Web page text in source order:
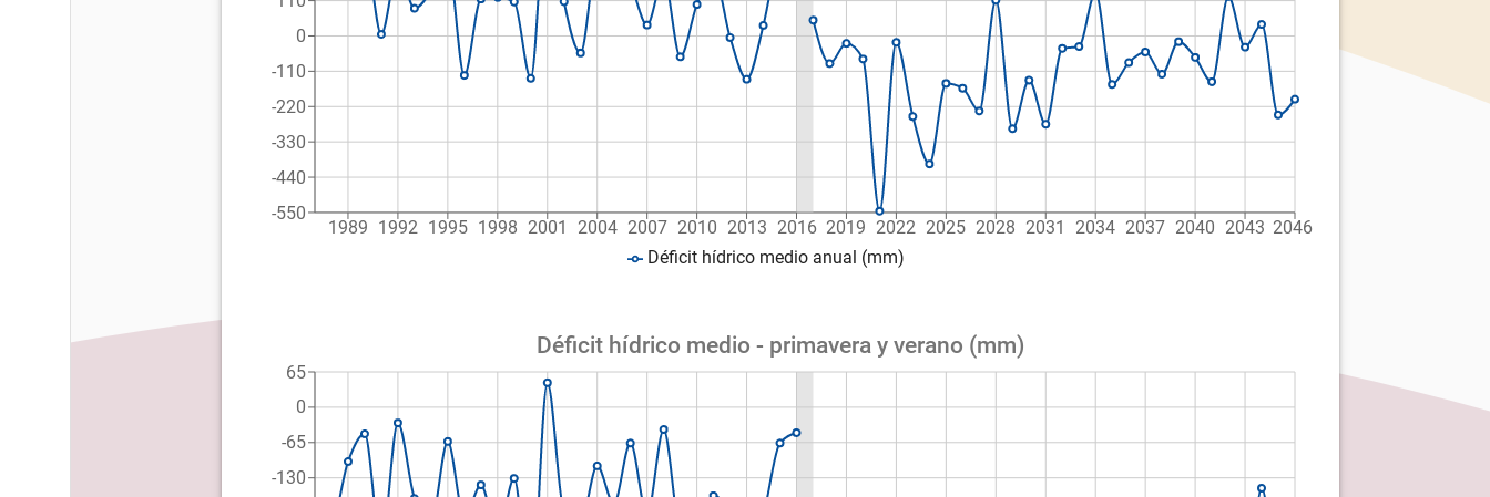
1989 1992 1995 1998 2001 2004 2007 2010 2013 2016 2019 2022 2025 2028 2031 2034 2037 2040 2043 2046
-550
-440
-330
-220
-110
0
Déficit hídrico medio anual (mm)
Déficit hídrico medio - primavera y verano (mm)
-130
-65
0
65